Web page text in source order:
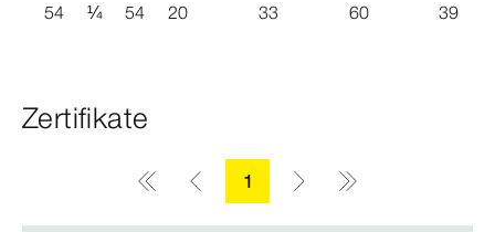
54 ¼ 54 20 33 60 39
Zertifikate
1